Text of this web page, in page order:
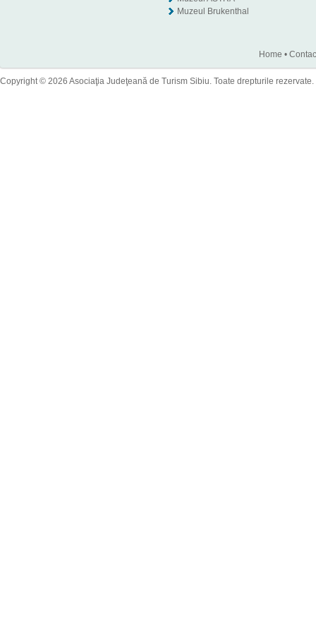
Muzeul Brukenthal
Home •
Copyright © 2026 Asociaţia Judeţeană de Turism Sibiu. Toate drepturile rezervate.